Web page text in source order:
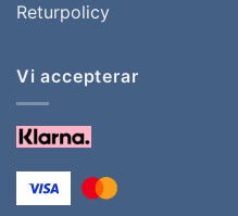
Returpolicy
Vi accepterar